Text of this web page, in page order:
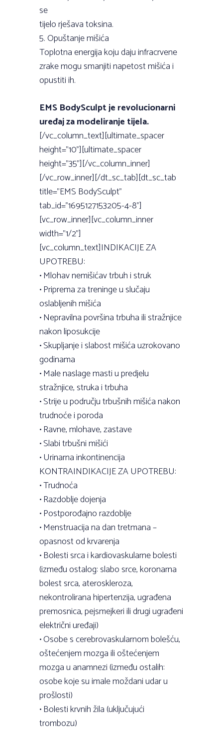
se
tijelo rješava toksina.
5. Opuštanje mišića
Toplotna energija koju daju infracrvene
zrake mogu smanjiti napetost mišića i
opustiti ih.
EMS BodySculpt je revolucionarni
uređaj za modeliranje tijela.
[/vc_column_text][ultimate_spacer
height=”10”][ultimate_spacer
height=”35”][/vc_column_inner]
[/vc_row_inner][/dt_sc_tab][dt_sc_tab
title=”EMS BodySculpt”
tab_id=”1695127153205-4-8”]
[vc_row_inner][vc_column_inner
width=”1/2”]
[vc_column_text]INDIKACIJE ZA
UPOTREBU:
• Mlohav nemišićav trbuh i struk
• Priprema za treninge u slučaju
oslabljenih mišića
• Nepravilna površina trbuha ili stražnjice
nakon liposukcije
• Skupljanje i slabost mišića uzrokovano
godinama
• Male naslage masti u predjelu
stražnjice, struka i trbuha
• Strije u području trbušnih mišića nakon
trudnoće i poroda
• Ravne, mlohave, zastave
• Slabi trbušni mišići
• Urinarna inkontinencija
KONTRAINDIKACIJE ZA UPOTREBU:
• Trudnoća
• Razdoblje dojenja
• Postporođajno razdoblje
• Menstruacija na dan tretmana –
opasnost od krvarenja
• Bolesti srca i kardiovaskularne bolesti
(između ostalog: slabo srce, koronarna
bolest srca, ateroskleroza,
nekontrolirana hipertenzija, ugrađena
premosnica, pejsmejkeri ili drugi ugrađeni
električni uređaji)
• Osobe s cerebrovaskularnom bolešću,
oštećenjem mozga ili oštećenjem
mozga u anamnezi (između ostalih:
osobe koje su imale moždani udar u
prošlosti)
• Bolesti krvnih žila (uključujući
trombozu)